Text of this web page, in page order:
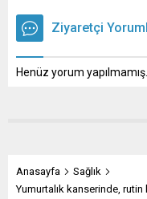
Ziyaretçi
Henüz yorum yapılmamış.
Anasayfa
Sağlık
Yumurtalık kanserinde,